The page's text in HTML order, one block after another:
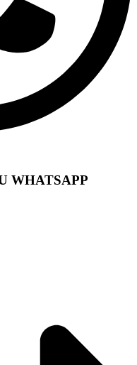
WHATSAPP